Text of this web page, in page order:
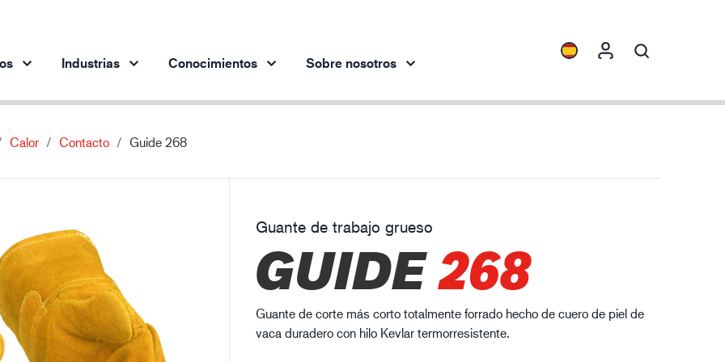
Industria de la ingeniería
Industria petrolera y gasística
Edificación y construcción
Logística
HXFIBR™
SPARX™
XLNT™
Industrias
Industria siderúrgica Industria de la ingeniería
Conocimientos Sobre nosotros
Calor Contacto Guide 268
Guante de trabajo grueso
GUIDE268
Guante de corte más corto totalmente forrado hecho de cuero de piel de
vaca duradero con hilo Kevlar termorresistente.